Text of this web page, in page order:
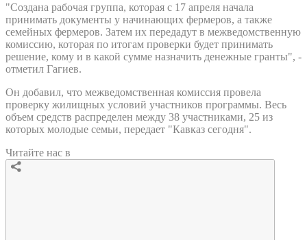
"Создана рабочая группа, которая с 17 апреля начала
принимать документы у начинающих фермеров, а также
семейных фермеров. Затем их передадут в межведомственную
комиссию, которая по итогам проверки будет принимать
решение, кому и в какой сумме назначить денежные гранты", -
отметил Гагиев.
Он добавил, что межведомственная комиссия провела
проверку жилищных условий участников программы. Весь
объем средств распределен между 38 участниками, 25 из
которых молодые семьи, передает "Кавказ сегодня".
Читайте нас в